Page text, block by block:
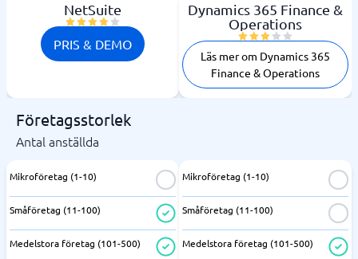
NetSuite
PRIS & DEMO
Dynamics 365 Finance &
Operations
Läs mer om Dynamics 365
Finance & Operations
Företagsstorlek
Antal anställda
Mikroföretag (1-10)
Småföretag (11-100)
Medelstora företag (101-500)
Mikroföretag (1-10)
Småföretag (11-100)
Medelstora företag (101-500)